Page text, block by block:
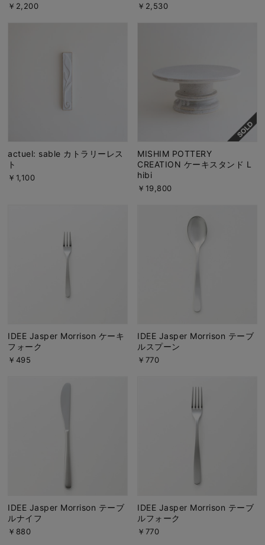
￥2,200 ￥2,530
actuel: sable カトラリーレス
ト
￥1,100
MISHIM POTTERY
CREATION ケーキスタンド L
hibi
￥19,800
IDEE Jasper Morrison ケーキ
フォーク
￥495
IDEE Jasper Morrison テーブ
ルスプーン
￥770
IDEE Jasper Morrison テーブ
ルナイフ
￥880
IDEE Jasper Morrison テーブ
ルフォーク
￥770